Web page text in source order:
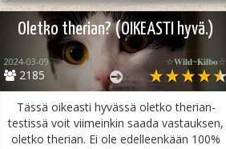
Oletko therian? (OIKEASTI hyvä.)
2185
2024-03-09 ☆𝐖𝐢𝐥𝐝~𝐊𝐢𝐥𝐛𝐨☆
Tässä oikeasti hyvässä oletko therian-
testissä voit viimeinkin saada vastauksen,
oletko therian. Ei ole edelleenkään 100%